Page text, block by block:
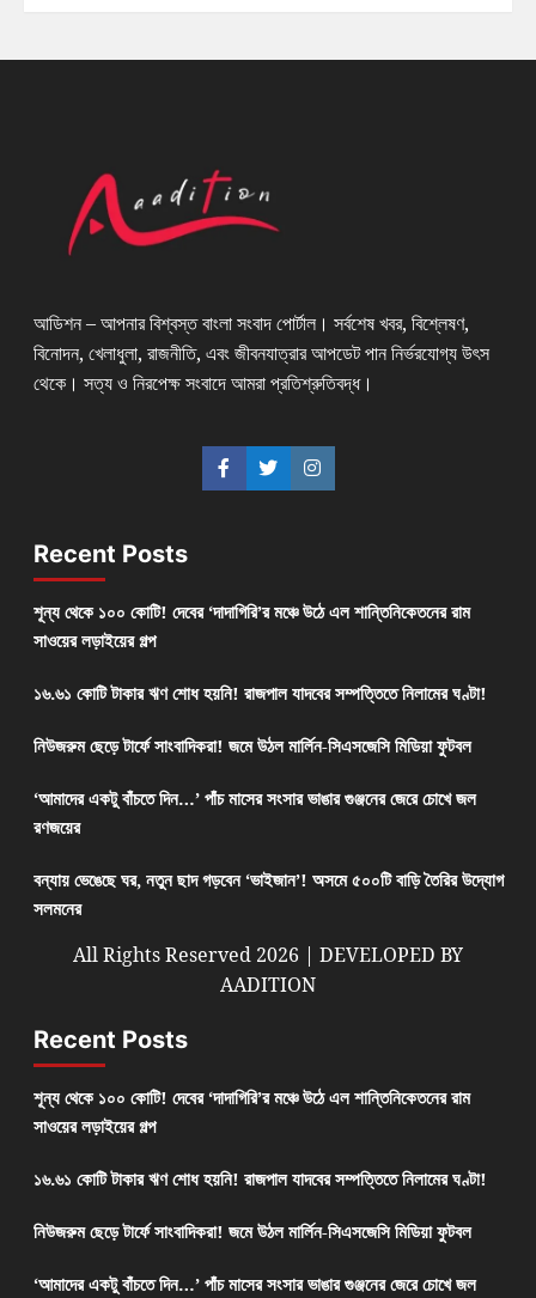
আডিশন – আপনার বিশ্বস্ত বাংলা সংবাদ পোর্টাল। সর্বশেষ খবর, বিশ্লেষণ,
বিনোদন, খেলাধুলা, রাজনীতি, এবং জীবনযাত্রার আপডেট পান নির্ভরযোগ্য উৎস
থেকে। সত্য ও নিরপেক্ষ সংবাদে আমরা প্রতিশ্রুতিবদ্ধ।
Recent Posts
শূন্য থেকে ১০০ কোটি! দেবের ‘দাদাগিরি’র মঞ্চে উঠে এল শান্তিনিকেতনের রাম
সাওয়ের লড়াইয়ের গল্প
১৬.৬১ কোটি টাকার ঋণ শোধ হয়নি! রাজপাল যাদবের সম্পত্তিতে নিলামের ঘণ্টা!
নিউজরুম ছেড়ে টার্ফে সাংবাদিকরা! জমে উঠল মার্লিন-সিএসজেসি মিডিয়া ফুটবল
‘আমাদের একটু বাঁচতে দিন…’ পাঁচ মাসের সংসার ভাঙার গুঞ্জনের জেরে চোখে জল
রণজয়ের
বন্যায় ভেঙেছে ঘর, নতুন ছাদ গড়বেন ‘ভাইজান’! অসমে ৫০০টি বাড়ি তৈরির উদ্যোগ
সলমনের
All Rights Reserved 2026 | DEVELOPED BY
AADITION
Recent Posts
শূন্য থেকে ১০০ কোটি! দেবের ‘দাদাগিরি’র মঞ্চে উঠে এল শান্তিনিকেতনের রাম
সাওয়ের লড়াইয়ের গল্প
১৬.৬১ কোটি টাকার ঋণ শোধ হয়নি! রাজপাল যাদবের সম্পত্তিতে নিলামের ঘণ্টা!
নিউজরুম ছেড়ে টার্ফে সাংবাদিকরা! জমে উঠল মার্লিন-সিএসজেসি মিডিয়া ফুটবল
‘আমাদের একটু বাঁচতে দিন…’ পাঁচ মাসের সংসার ভাঙার গুঞ্জনের জেরে চোখে জল